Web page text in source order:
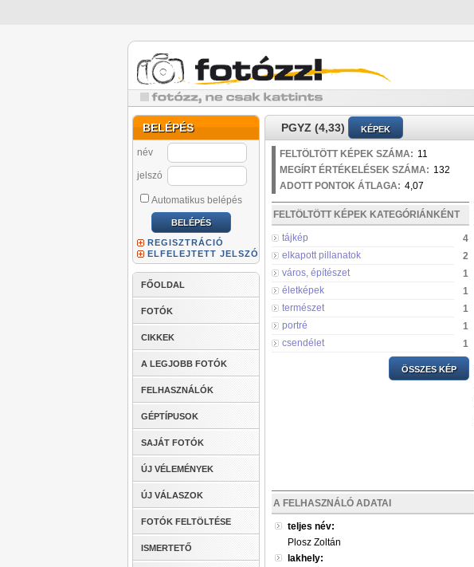
BELÉPÉS
név
jelszó
Automatikus belépés
REGISZTRÁCIÓ
ELFELEJTETT JELSZÓ
FŐOLDAL
FOTÓK
CIKKEK
A LEGJOBB FOTÓK
FELHASZNÁLÓK
GÉPTÍPUSOK
SAJÁT FOTÓK
ÚJ VÉLEMÉNYEK
ÚJ VÁLASZOK
FOTÓK FELTÖLTÉSE
ISMERTETŐ
PGYZ (4,33) KÉPEK
FELTÖLTÖTT KÉPEK SZÁMA: 11
MEGÍRT ÉRTÉKELÉSEK SZÁMA: 132
ADOTT PONTOK ÁTLAGA: 4,07
FELTÖLTÖTT KÉPEK KATEGÓRIÁNKÉNT
tájkép
4
elkapott pillanatok
2
város, építészet
1
életképek
1
természet
1
portré
1
csendélet
1
ÖSSZES KÉP
A FELHASZNÁLÓ ADATAI
teljes név:
Plosz Zoltán
lakhely: